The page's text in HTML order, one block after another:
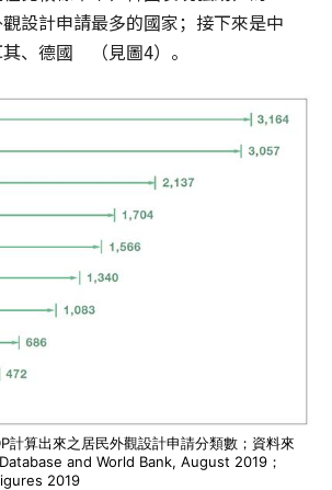
設計申請最多的國家；接下來是中
、德國 （見圖4）。
計算出來之居民外觀設計申請分類數；資料來
and World Bank, August 2019；
2019